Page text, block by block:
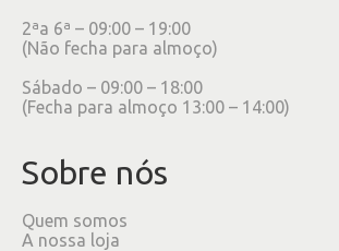
2ªa 6ª – 09:00 – 19:00
(Não fecha para almoço)
Sábado – 09:00 – 18:00
(Fecha para almoço 13:00 – 14:00)
Sobre nós
Quem somos
A nossa loja